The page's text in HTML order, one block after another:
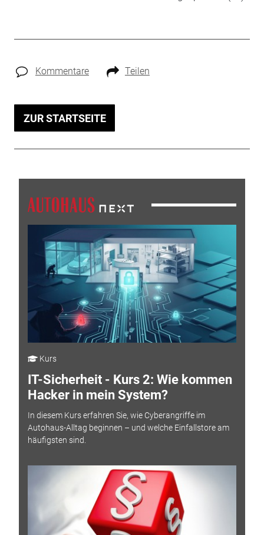
Kommentare Teilen
ZUR STARTSEITE
Kurs
IT-Sicherheit - Kurs 2: Wie kommen
Hacker in mein System?
In diesem Kurs erfahren Sie, wie Cyberangriffe im
Autohaus-Alltag beginnen – und welche Einfallstore am
häufigsten sind.